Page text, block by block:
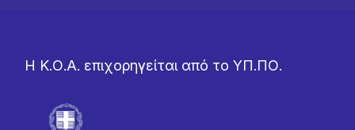
Η Κ.Ο.Α. επιχορηγείται από το ΥΠ.ΠΟ.